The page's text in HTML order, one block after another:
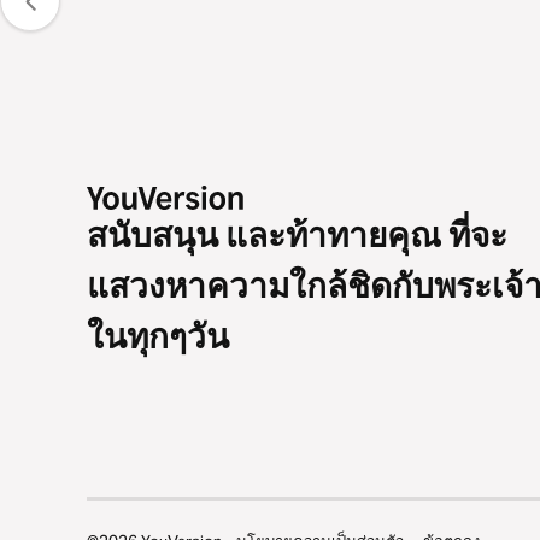
สนับสนุน และท้าทายคุณ ที่จะ
แสวงหาความใกล้ชิดกับพระเจ้า
ในทุกๆวัน